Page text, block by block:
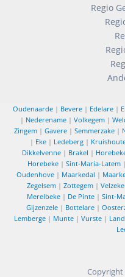
Regio
Oudenaarde | Bevere | Edelare |
| Nederename| Volkegem|
Zingem| Gavere| Semmerzake|
| Eke| Ledeberg|
Dikkelvenne | Brakel |
Horebeke| Sint-Maria-Latem|
Oudenhove| Maarkedal |
Zegelsem| Zottegem|
Merelbeke| De Pinte| Sint-
Gijzenzele | Bottelare |
Lemberge | Munte | Vurste |